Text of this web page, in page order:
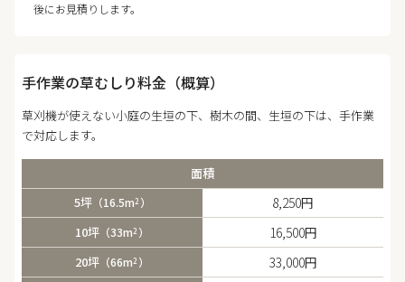
後にお見積りします。
手作業の草むしり料金（概算）
草刈機が使えない小庭の生垣の下、樹木の間、生垣の下は、手作業
で対応します。
面積
5坪（16.5m2 ）
10坪 （33m2 ）
20坪 （66m2 ）
8,250円
16,500円
33,000円